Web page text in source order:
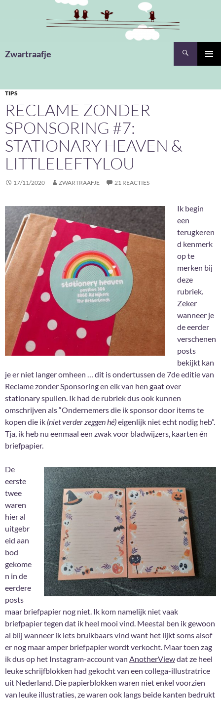
Zwartraafje
TIPS
RECLAME ZONDER
SPONSORING #7:
STATIONARY HEAVEN &
LITTLELEFTYLOU
17/11/2020 ZWARTRAAFJE 21 REACTIES
Ik begin
een
terugkeren
d kenmerk
op te
merken bij
deze
rubriek.
Zeker
wanneer je
de eerder
verschenen
posts
bekijkt kan
je er niet langer omheen … dit is ondertussen de 7de editie van
Reclame zonder Sponsoring en elk van hen gaat over
stationary spullen. Ik had de rubriek dus ook kunnen
omschrijven als “Ondernemers die ik sponsor door items te
kopen die ik (niet verder zeggen hé)eigenlijk niet echt nodig heb”.
Tja, ik heb nu eenmaal een zwak voor bladwijzers, kaarten én
briefpapier.
De
eerste
twee
waren
hier al
uitgebr
eid aan
bod
gekome
n in de
eerdere
posts
maar briefpapier nog niet. Ik kom namelijk niet vaak
briefpapier tegen dat ik heel mooi vind. Meestal ben ik gewoon
al blij wanneer ik iets bruikbaars vind want het lijkt soms alsof
er nog maar amper briefpapier wordt verkocht. Maar toen zag
ik dus op het Instagram-account van AnotherViewdat ze heel
leuke schrijfblokken had gekocht van een collega-illustratrice
uit Nederland. Die papierblokken waren niet enkel voorzien
van leuke illustraties, ze waren ook langs beide kanten bedrukt